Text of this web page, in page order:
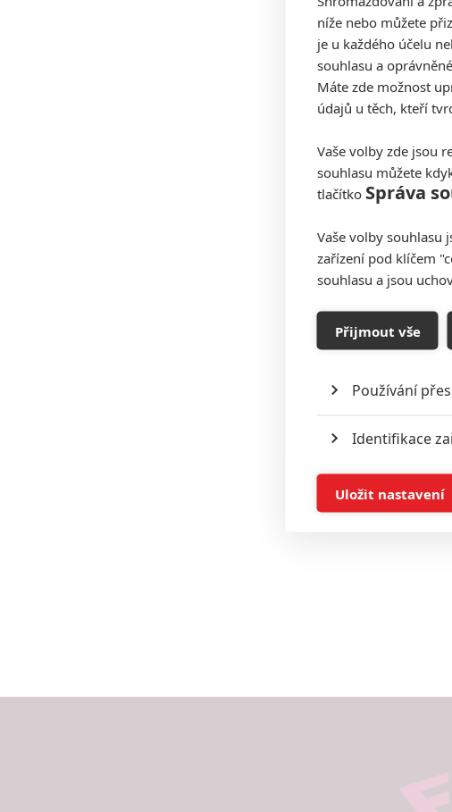
níže nebo můžete
je u každého účelu
souhlasu a
Máte zde možnost
údajů u těch, kteří
Vaše volby zde jsou
souhlasu můžete
tlačítko Správa
Vaše volby souhlasu
zařízení pod klíčem
souhlasu a jsou
Přijmout vše
Používání
Identifikace
Ukládání a/
Poskytování a
Uložit nastavení